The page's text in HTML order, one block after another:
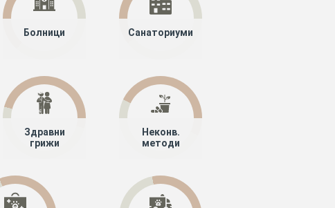
Болници Санаториуми
Здравни
грижи
Неконв.
методи